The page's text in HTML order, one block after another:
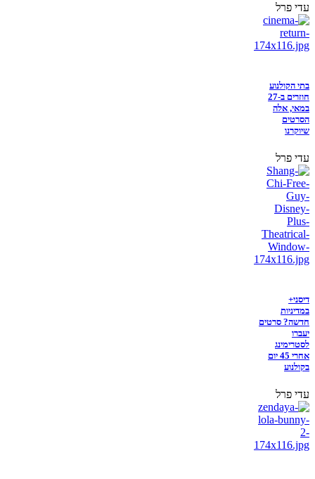
עדי פרל
בתי הקולנוע
חוזרים ב-27
במאי, אלה
הסרטים
שיוקרנו
עדי פרל
דיסני+
במדיניות
חדשה? סרטים
יעברו
לסטרימינג
אחרי 45 יום
בקולנוע
עדי פרל